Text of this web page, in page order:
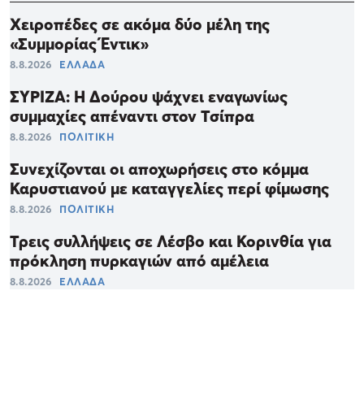
Χειροπέδες σε ακόμα δύο μέλη της
«Συμμορίας Έντικ»
8.8.2026 ΕΛΛΑΔΑ
ΣΥΡΙΖΑ: Η Δούρου ψάχνει εναγωνίως
συμμαχίες απέναντι στον Τσίπρα
8.8.2026 ΠΟΛΙΤΙΚΗ
Συνεχίζονται οι αποχωρήσεις στο κόμμα
Καρυστιανού με καταγγελίες περί φίμωσης
8.8.2026 ΠΟΛΙΤΙΚΗ
Τρεις συλλήψεις σε Λέσβο και Κορινθία για
πρόκληση πυρκαγιών από αμέλεια
8.8.2026 ΕΛΛΑΔΑ